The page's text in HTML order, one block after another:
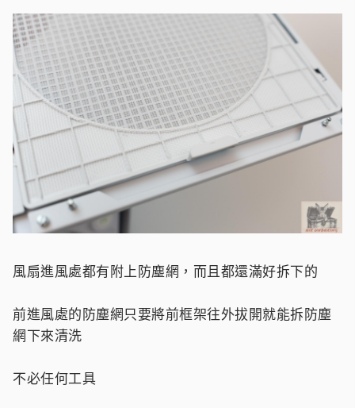
風扇進風處都有附上防塵網，而且都還滿好拆下的
前進風處的防塵網只要將前框架往外拔開就能拆防塵
網下來清洗
不必任何工具